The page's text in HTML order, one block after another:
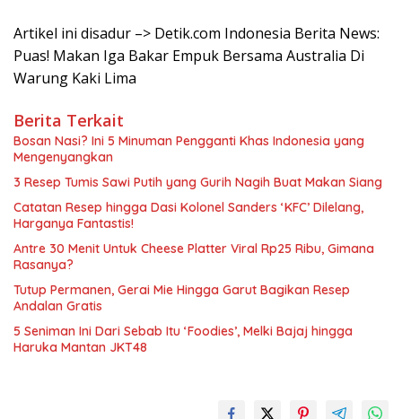
Artikel ini disadur –> Detik.com Indonesia Berita News:
Puas! Makan Iga Bakar Empuk Bersama Australia Di
Warung Kaki Lima
Berita Terkait
Bosan Nasi? Ini 5 Minuman Pengganti Khas Indonesia yang
Mengenyangkan
3 Resep Tumis Sawi Putih yang Gurih Nagih Buat Makan Siang
Catatan Resep hingga Dasi Kolonel Sanders ‘KFC’ Dilelang,
Harganya Fantastis!
Antre 30 Menit Untuk Cheese Platter Viral Rp25 Ribu, Gimana
Rasanya?
Tutup Permanen, Gerai Mie Hingga Garut Bagikan Resep
Andalan Gratis
5 Seniman Ini Dari Sebab Itu ‘Foodies’, Melki Bajaj hingga
Haruka Mantan JKT48